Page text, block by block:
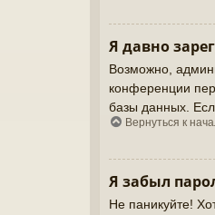
Я давно
Возможно,
конференции
базы данных.
Вернуться к
Я забыл
Не паникуйте!